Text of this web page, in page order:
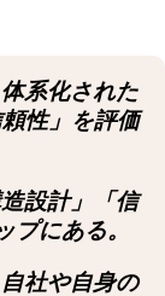
系化された
性」を評価
設計」「信
にある。
社や自身の